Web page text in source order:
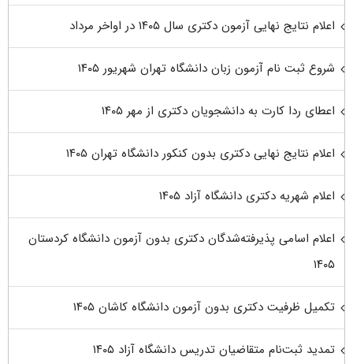
اعلام نتایج نهایی آزمون دکتری سال ۱۴۰۵ در اواخر مرداد
شروع ثبت نام آزمون زبان دانشگاه تهران شهریور ۱۴۰۵
اعطای ردا کارت به دانشجویان دکتری از مهر ۱۴۰۵
اعلام نتایج نهایی دکتری بدون کنکور دانشگاه تهران ۱۴۰۵
اعلام شهریه دکتری دانشگاه آزاد ۱۴۰۵
اعلام اسامی پذیرفته‌شدگان دکتری بدون آزمون دانشگاه کردستان
۱۴۰۵
تکمیل ظرفیت دکتری بدون آزمون دانشگاه کاشان ۱۴۰۵
تمدید ثبت‌نام متقاضیان تدریس دانشگاه آزاد ۱۴۰۵